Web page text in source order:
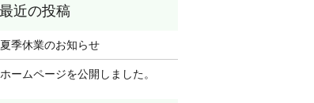
夏季休業のお知らせ
ホームページを公開しました。